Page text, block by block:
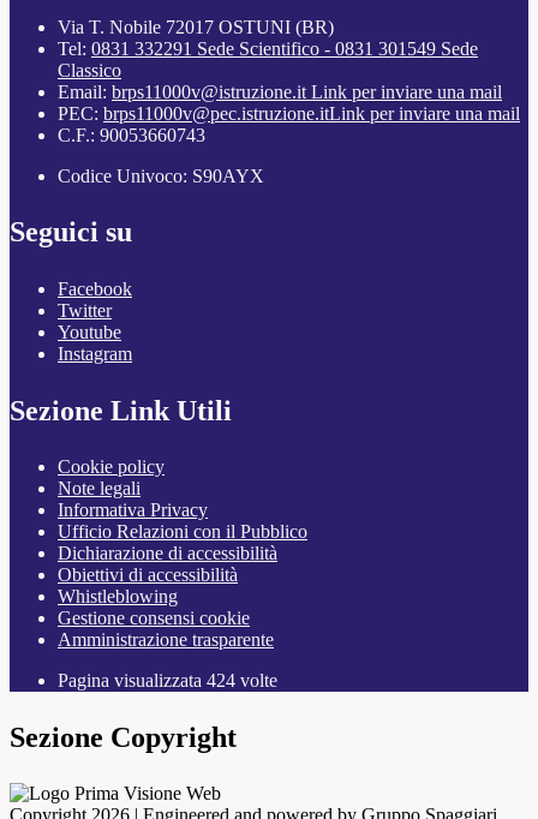
Via T. Nobile 72017 OSTUNI (BR)
Tel: 0831 332291 Sede Scientifico - 0831 301549 Sede
Classico
Email: brps11000v@istruzione.it Link per inviare una mail
PEC: brps11000v@pec.istruzione.itLink per inviare una mail
C.F.: 90053660743
Codice Univoco: S90AYX
Seguici su
Facebook
Twitter
Youtube
Instagram
Sezione Link Utili
Cookie policy
Note legali
Informativa Privacy
Ufficio Relazioni con il Pubblico
Dichiarazione di accessibilità
Obiettivi di accessibilità
Whistleblowing
Gestione consensi cookie
Amministrazione trasparente
Pagina visualizzata 424 volte
Sezione Copyright